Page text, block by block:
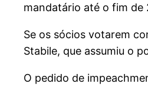
mandatário até o fim de
Se os sócios votarem
Stabile, que assumiu o
O pedido de